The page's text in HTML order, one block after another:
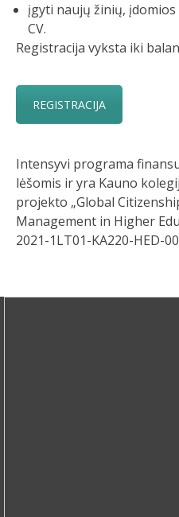
įgyti naujų žinių,
CV.
Registracija vyksta iki
REGISTRACIJA
Intensyvi programa
lėšomis ir yra Kauno
projekto „Global
Management in Higher
2021-1LT01-KA220-HED-